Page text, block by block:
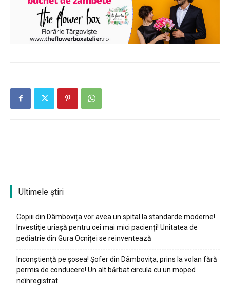
Ultimele ştiri
Copiii din Dâmbovița vor avea un spital la standarde moderne!
Investiție uriașă pentru cei mai mici pacienți! Unitatea de
pediatrie din Gura Ocniței se reinventează
Inconștiență pe șosea! Șofer din Dâmbovița, prins la volan fără
permis de conducere! Un alt bărbat circula cu un moped
neînregistrat